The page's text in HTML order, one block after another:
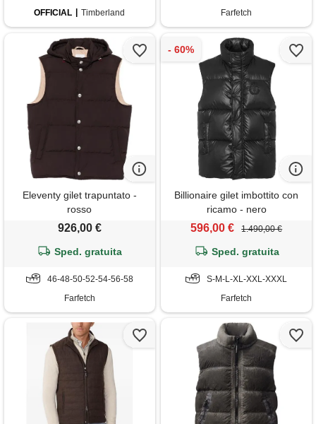
OFFICIAL
Timberland
Farfetch
Eleventy gilet trapuntato -
rosso
926,00 €
Sped. gratuita
46-48-50-52-54-56-58
Farfetch
Billionaire gilet imbottito con
ricamo - nero
596,00 € 1.490,00 €
Sped. gratuita
S-M-L-XL-XXL-XXXL
Farfetch